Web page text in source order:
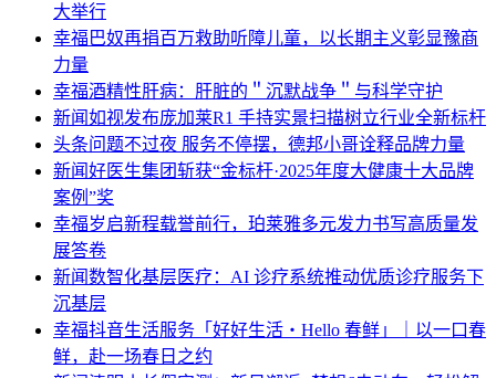
木定制节第三季暨实木“好房子”7M标准发布会在德清盛
大举行
幸福
力量
幸福酒精性肝病：肝脏的＂沉默战争＂与科学守护
新闻如视发布庞加莱R1 手持实景扫描树立行业全新标杆
头条问题不过夜 服务不停摆，德邦小哥诠释品牌力量
新闻好医生集团斩获“金标杆·2025年度大健康十大品牌
案例”奖
幸福岁启新程载誉前行，珀莱雅多元发力书写高质量发
展答卷
新闻数智化基层医疗：AI 诊疗系统推动优质诊疗服务下
沉基层
幸福抖音生活服务「好好生活・Hello 春鲜」｜以一口春